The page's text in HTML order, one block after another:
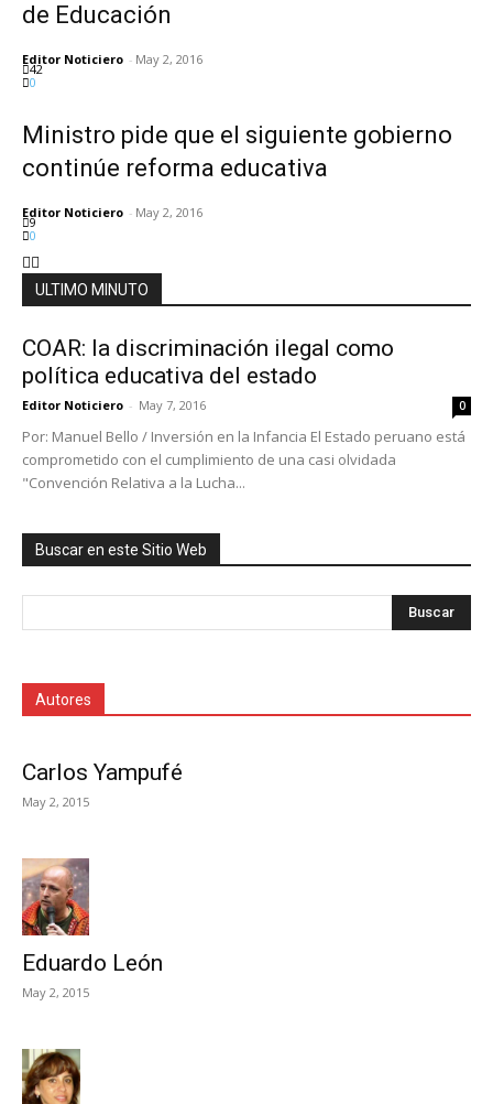
de Educación
Editor Noticiero - May 2, 2016
42
0
Ministro pide que el siguiente gobierno
continúe reforma educativa
Editor Noticiero - May 2, 2016
9
0
ULTIMO MINUTO
COAR: la discriminación ilegal como
política educativa del estado
Editor Noticiero - May 7, 2016 0
Por: Manuel Bello / Inversión en la Infancia El Estado peruano está
comprometido con el cumplimiento de una casi olvidada
"Convención Relativa a la Lucha...
Buscar en este Sitio Web
Autores
Carlos Yampufé
May 2, 2015
Eduardo León
May 2, 2015